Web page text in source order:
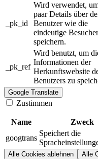
_pk_id
Wird verwendet,
paar Details über
Benutzer wie die
eindeutige
speichern.
_pk_ref
Wird benutzt, um
Informationen der
Herkunftswebsite
Benutzers zu
Google Translate
Zustimmen
Name Zweck
googtrans
Speichert die
Alle Cookies ablehnen Alle